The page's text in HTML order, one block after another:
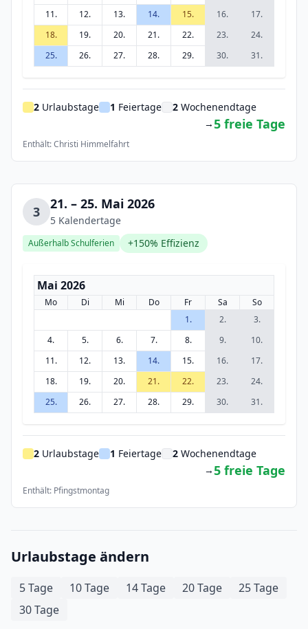
11.
12. 13. 14. 15. 16.
17.
18.
19. 20. 21. 22. 23.
24.
25.
26. 27. 28. 29. 30. 31.
2 Urlaubstage 1 Feiertage 2 Wochenendtage
→5 freie Tage
Enthält: Christi Himmelfahrt
3 21. – 25. Mai 2026
5 Kalendertage
Außerhalb Schulferien +150% Effizienz
Mai 2026
Mo Di Mi Do Fr Sa
So
1.
2.
3.
4.
5. 6. 7. 8. 9.
10.
11.
12. 13. 14. 15. 16.
17.
18.
19. 20. 21. 22. 23.
24.
25.
26. 27. 28. 29. 30. 31.
2 Urlaubstage 1 Feiertage 2 Wochenendtage
→5 freie Tage
Enthält: Pfingstmontag
Urlaubstage ändern
5 Tage 10 Tage 14 Tage 20 Tage
25 Tage
30 Tage